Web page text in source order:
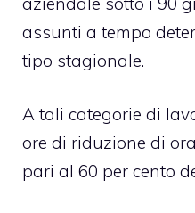
assunti a tempo
tipo stagionale.
A tali categorie di
ore di riduzione di
pari al 60 per cento